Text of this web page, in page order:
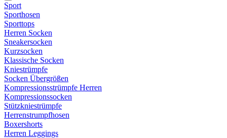
Sport
Sporthosen
Sporttops
Herren Socken
Sneakersocken
Kurzsocken
Klassische Socken
Kniestrümpfe
Socken Übergrößen
Kompressionsstrümpfe Herren
Kompressionssocken
Stützkniestrümpfe
Herrenstrumpfhosen
Boxershorts
Herren Leggings